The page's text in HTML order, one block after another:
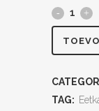
TAG: